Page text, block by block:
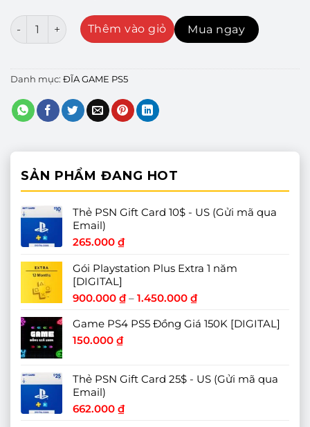
Đĩa game Saints Row Day One Edition – PS5 số lượng
Thêm vào giỏ Mua ngay
Danh mục: ĐĨA GAME PS5
SẢN PHẨM ĐANG HOT
Thẻ PSN Gift Card 10$ - US (Gửi mã qua
Email)
265.000 ₫
Gói Playstation Plus Extra 1 năm
[DIGITAL]
900.000 ₫ – 1.450.000 ₫Khoảng
từ
Game PS4 PS5 Đồng Giá 150K [DIGITAL]
150.000 ₫
Thẻ PSN Gift Card 25$ - US (Gửi mã qua
Email)
662.000 ₫